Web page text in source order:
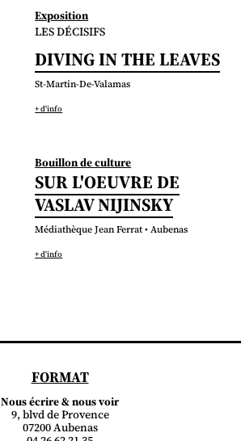
Exposition
LES DÉCISIFS
DIVING IN THE LEAVES
St-Martin-De-Valamas
+ d'info
Bouillon de culture
SUR L'OEUVRE DE
VASLAV NIJINSKY
Médiathèque Jean Ferrat • Aubenas
+ d'info
FORMAT
Nous écrire & nous voir
9, blvd de Provence
07200 Aubenas